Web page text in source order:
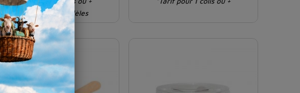
Existe en 2 modèles